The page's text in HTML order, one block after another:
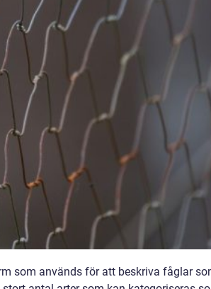
som används för att beskriva fåglar